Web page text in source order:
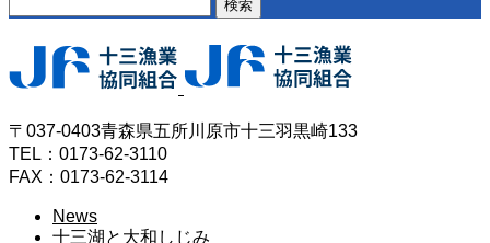
索:
〒037-0403青森県五所川原市十三羽黒崎133
TEL：0173-62-3110
FAX：0173-62-3114
News
十三湖と大和しじみ